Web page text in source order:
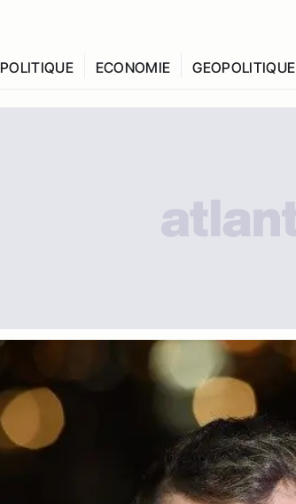
POLITIQUE ECONOMIE GEOPOLITIQUE